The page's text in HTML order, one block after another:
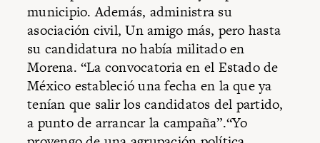
municipio. Además, administra su
asociación civil, Un amigo más, pero hasta
su candidatura no había militado en
Morena. “La convocatoria en el Estado de
México estableció una fecha en la que ya
tenían que salir los candidatos del partido,
a punto de arrancar la campaña”.“Yo